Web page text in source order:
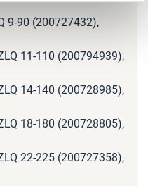
9-90 (200727432),
11-110 (200794939),
14-140 (200728985),
18-180 (200728805),
22-225 (200727358),